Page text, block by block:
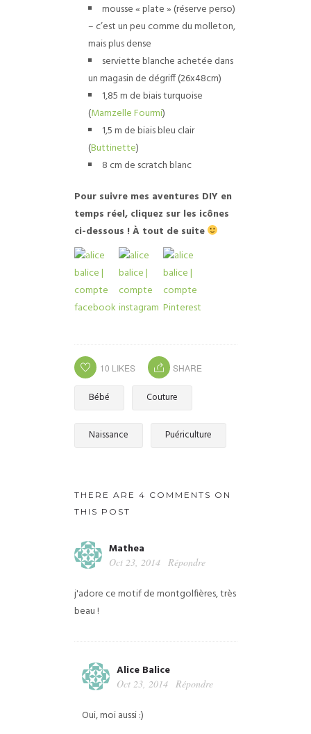
mousse « plate » (réserve perso)
– c’est un peu comme du molleton,
mais plus dense
serviette blanche achetée dans
un magasin de dégriff (26x48cm)
1,85 m de biais turquoise
(Mamzelle Fourmi)
1,5 m de biais bleu clair
(Buttinette)
8 cm de scratch blanc
Pour suivre mes aventures DIY en
temps réel, cliquez sur les icônes
ci-dessous ! À tout de suite
10 LIKES SHARE
Bébé Couture
Naissance Puériculture
THERE ARE 4 COMMENTS ON
THIS POST
Mathea
Oct 23, 2014 Répondre
j'adore ce motif de montgolfières, très
beau !
Alice Balice
Oct 23, 2014 Répondre
Oui, moi aussi :)